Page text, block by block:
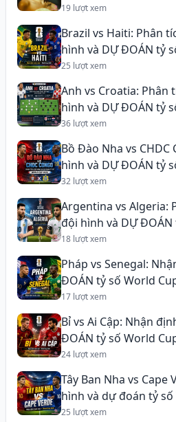
19 lượt xem
Brazil vs Haiti: Phân
hình và DỰ ĐOÁN tỷ
25 lượt xem
Anh vs Croatia: Phân
hình và DỰ ĐOÁN tỷ
36 lượt xem
Bồ Đào Nha vs
hình và DỰ ĐOÁN tỷ
32 lượt xem
Argentina vs Algeria:
đội hình và DỰ
18 lượt xem
Pháp vs Senegal:
ĐOÁN tỷ số World
17 lượt xem
Bỉ vs Ai Cập: Nhận
ĐOÁN tỷ số World
24 lượt xem
Tây Ban Nha vs
hình và dự đoán tỷ
25 lượt xem